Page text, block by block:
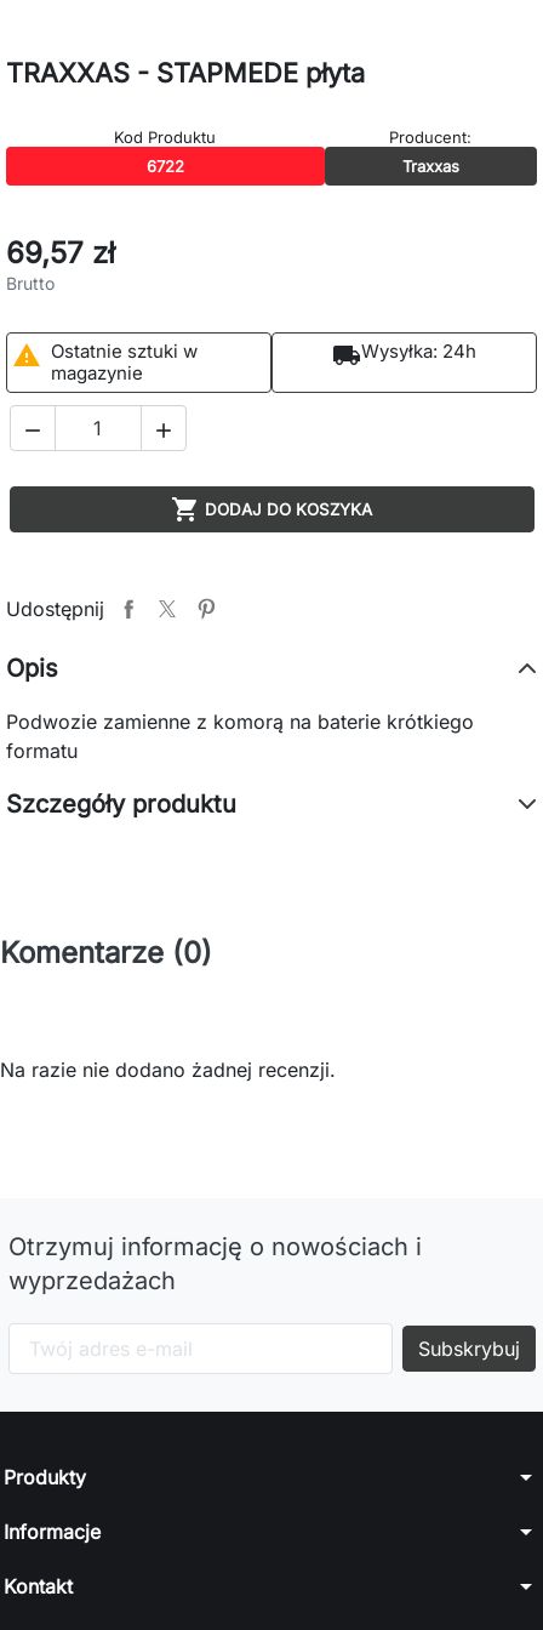
TRAXXAS - STAPMEDE płyta
Kod Produktu
6722
Producent:
Traxxas
69,57 zł
Brutto

Ostatnie sztuki w
magazynie
local_shippingWysyłka: 24h
 
 DODAJ DO KOSZYKA
Udostępnij
Opis
Podwozie zamienne z komorą na baterie krótkiego
formatu
Szczegóły produktu
Komentarze (0)
Na razie nie dodano żadnej recenzji.
Otrzymuj informację o nowościach i
wyprzedażach
Produkty arrow_drop_down
Informacje arrow_drop_down
Kontakt arrow_drop_down